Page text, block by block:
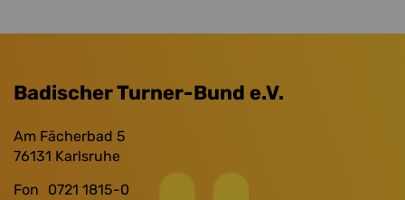
Badischer Turner-Bund e.V.
Am Fächerbad 5
76131 Karlsruhe
Fon
0721 1815-0